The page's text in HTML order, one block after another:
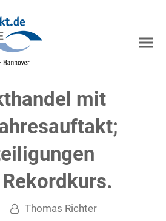
mit
Thomas Richter